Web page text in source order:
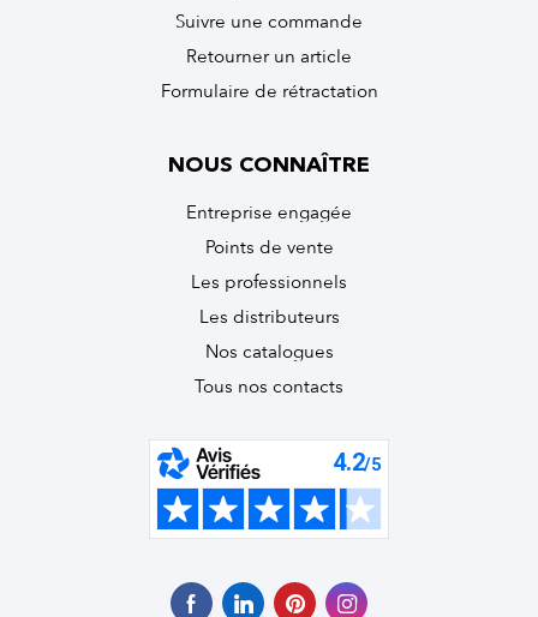
Suivre une commande
Retourner un article
Formulaire de rétractation
NOUS CONNAÎTRE
Entreprise engagée
Points de vente
Les professionnels
Les distributeurs
Nos catalogues
Tous nos contacts